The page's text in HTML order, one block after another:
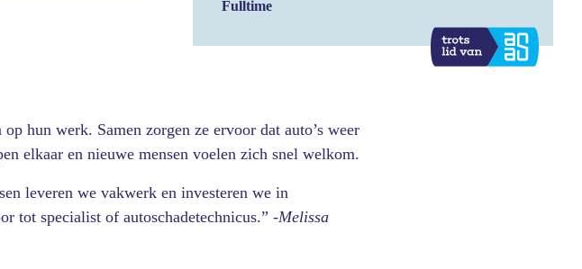
Fulltime
hun werk. Samen zorgen ze ervoor dat auto’s weer
elkaar en nieuwe mensen voelen zich snel welkom.
leveren we vakwerk en investeren we in
tot specialist of autoschadetechnicus.” -Melissa